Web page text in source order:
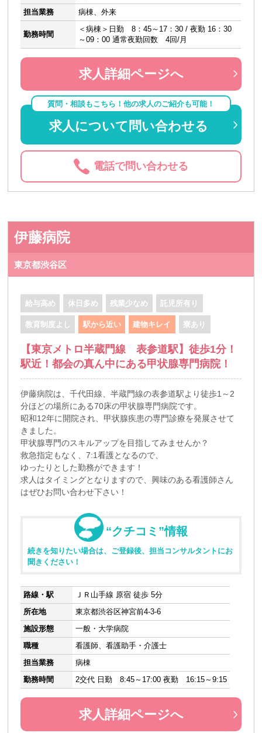
担当業務
病棟、外来
勤務時間
＜病棟＞日勤 8：45～17：30 / 夜勤 16：30
～09：00 通常夜勤回数 4回/月
求人詳細ページへ
質問・相談もこちら！他の求人のご紹介も可能！
求人について問い合わせる
電話で問い合わせる
伊藤病院
東京都渋谷区
給与高め 休日多め 残業少なめ 託児所有り
教育制度よし 駅から近い 建物キレイ 寮あり
【東京メトロ半蔵門線 表参道駅】徒歩1分！
駅近！都会の真ん中にある甲状腺専門病院！
伊藤病院は、千代田線、半蔵門線の表参道駅より徒歩1～2
分ほどの場所にある70床の甲状腺専門病院です。
昭和12年に開院され、甲状腺疾患の専門診療を発展させて
きました。
甲状腺専門のスキルアップを目指してみませんか？
救急指定もなく、7:1看護となるので、
ゆったりとした勤務ができます！
求人はタイミングとなりますので、興味のある看護師さん
はぜひお問い合わせ下さい！
“クチコミ”情報
続きを知りたい場合は、ご登録後、担当コンサルタントにお
聞きください！
路線・駅
ＪＲ山手線 原宿 徒歩 5分
所在地
東京都渋谷区神宮前4-3-6
施設形態
一般・大学病院
職種
看護師、看護助手・介護士
担当業務
病棟
勤務時間
2交代 日勤 8:45～17:00 夜勤 16:15～9:15
求人詳細ページへ